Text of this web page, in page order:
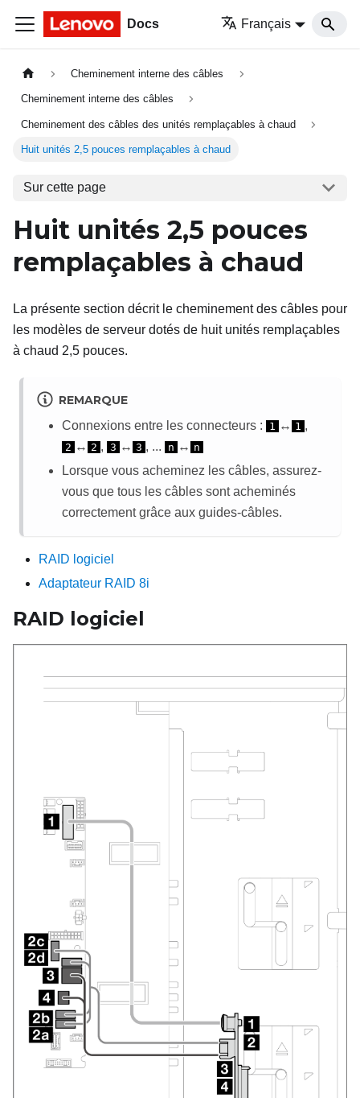
Docs Français
Cheminement interne des câbles
Cheminement interne des câbles
Cheminement des câbles des unités remplaçables à chaud
Huit unités 2,5 pouces remplaçables à chaud
Sur cette page
Huit unités 2,5 pouces
remplaçables à chaud
La présente section décrit le cheminement des câbles pour
les modèles de serveur dotés de huit unités remplaçables
à chaud 2,5 pouces.
REMARQUE
Connexions entre les connecteurs : 1 ↔ 1 ,
2 ↔ 2 , 3 ↔ 3 , ... n ↔ n
Lorsque vous acheminez les câbles, assurez-
vous que tous les câbles sont acheminés
correctement grâce aux guides-câbles.
RAID logiciel
Adaptateur RAID 8i
RAID logiciel